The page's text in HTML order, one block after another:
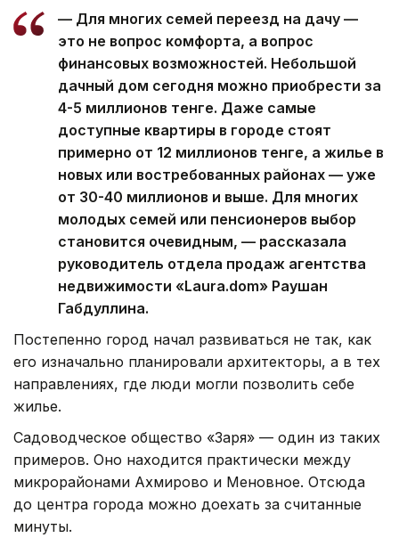
— Для многих семей переезд на дачу —
это не вопрос комфорта, а вопрос
финансовых возможностей. Небольшой
дачный дом сегодня можно приобрести за
4-5 миллионов тенге. Даже самые
доступные квартиры в городе стоят
примерно от 12 миллионов тенге, а жилье в
новых или востребованных районах — уже
от 30-40 миллионов и выше. Для многих
молодых семей или пенсионеров выбор
становится очевидным, — рассказала
руководитель отдела продаж агентства
недвижимости «Laura.dom» Раушан
Габдуллина.
Постепенно город начал развиваться не так, как
его изначально планировали архитекторы, а в тех
направлениях, где люди могли позволить себе
жилье.
Садоводческое общество «Заря» — один из таких
примеров. Оно находится практически между
микрорайонами Ахмирово и Меновное. Отсюда
до центра города можно доехать за считанные
минуты.